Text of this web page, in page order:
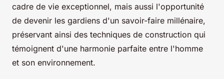
cadre de vie exceptionnel, mais aussi l'opportunité
de devenir les gardiens d'un savoir-faire millénaire,
préservant ainsi des techniques de construction qui
témoignent d'une harmonie parfaite entre l'homme
et son environnement.